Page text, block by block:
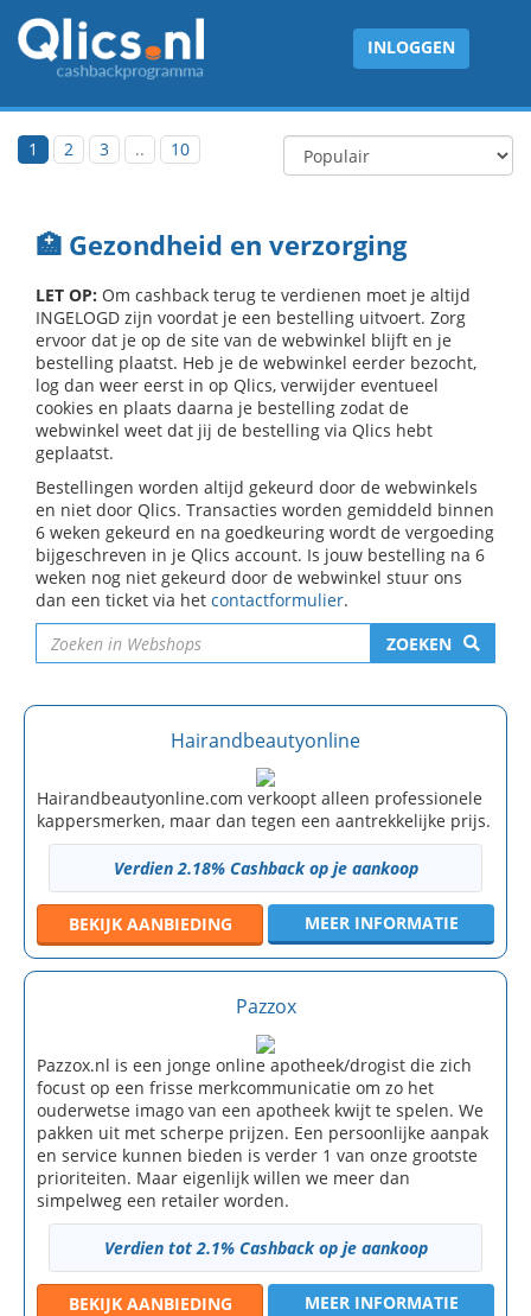
INLOGGEN
1 2 3 .. 10
🏥 Gezondheid en verzorging
LET OP: Om cashback terug te verdienen moet je altijd
INGELOGD zijn voordat je een bestelling uitvoert. Zorg
ervoor dat je op de site van de webwinkel blijft en je
bestelling plaatst. Heb je de webwinkel eerder bezocht,
log dan weer eerst in op Qlics, verwijder eventueel
cookies en plaats daarna je bestelling zodat de
webwinkel weet dat jij de bestelling via Qlics hebt
geplaatst.
Bestellingen worden altijd gekeurd door de webwinkels
en niet door Qlics. Transacties worden gemiddeld binnen
6 weken gekeurd en na goedkeuring wordt de vergoeding
bijgeschreven in je Qlics account. Is jouw bestelling na 6
weken nog niet gekeurd door de webwinkel stuur ons
dan een ticket via het contactformulier.
ZOEKEN
Hairandbeautyonline
Hairandbeautyonline.com verkoopt alleen professionele
kappersmerken, maar dan tegen een aantrekkelijke prijs.
Verdien 2.18% Cashback op je aankoop
BEKIJK AANBIEDING MEER INFORMATIE
Pazzox
Pazzox.nl is een jonge online apotheek/drogist die zich
focust op een frisse merkcommunicatie om zo het
ouderwetse imago van een apotheek kwijt te spelen. We
pakken uit met scherpe prijzen. Een persoonlijke aanpak
en service kunnen bieden is verder 1 van onze grootste
prioriteiten. Maar eigenlijk willen we meer dan
simpelweg een retailer worden.
Verdien tot 2.1% Cashback op je aankoop
BEKIJK AANBIEDING MEER INFORMATIE